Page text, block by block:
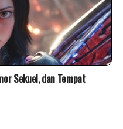
Sekuel, dan Tempat